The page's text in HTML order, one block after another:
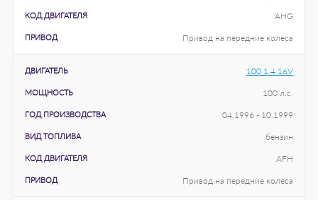
КОД ДВИГАТЕЛЯ AHG
ПРИВОД Привод на передние колеса
ДВИГАТЕЛЬ 100 1.4 16V
МОЩНОСТЬ 100 л.с.
ГОД ПРОИЗВОДСТВА 04.1996 - 10.1999
ВИД ТОПЛИВА бензин
КОД ДВИГАТЕЛЯ AFH
ПРИВОД Привод на передние колеса